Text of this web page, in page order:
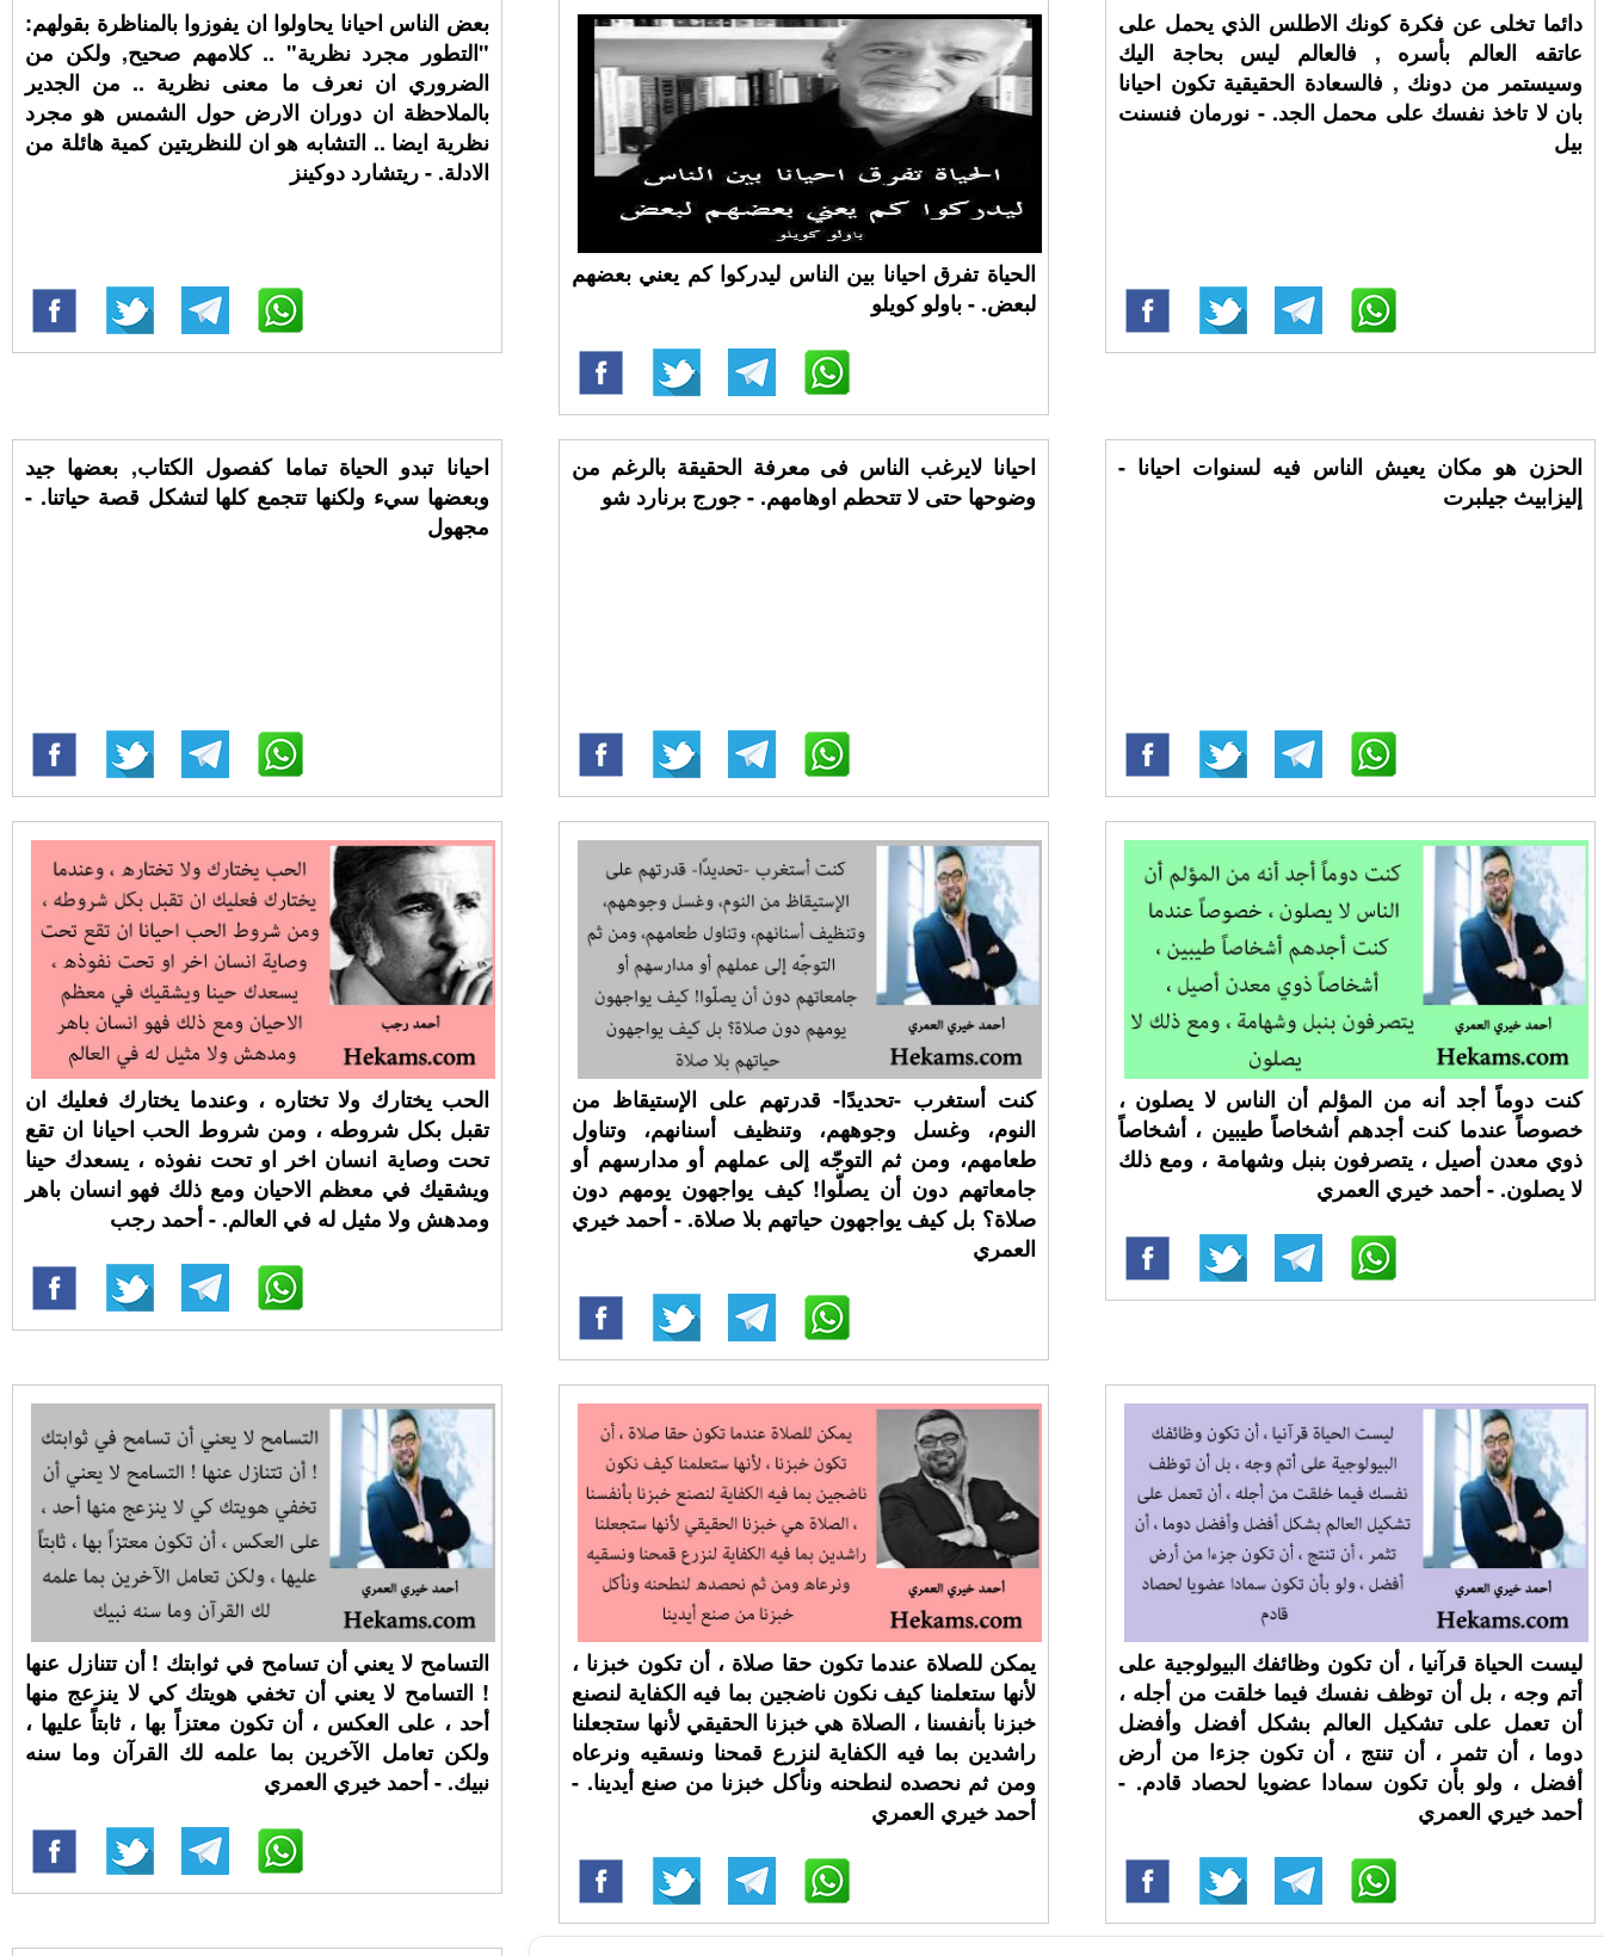
بعض الناس احيانا يحاولوا ان يفوزوا بالمناظرة بقولهم:
"التطور مجرد نظرية" .. كلامهم صحيح, ولكن من
الضروري ان نعرف ما معنى نظرية .. من الجدير
بالملاحظة ان دوران الارض حول الشمس هو مجرد
نظرية ايضا .. التشابه هو ان للنظريتين كمية هائلة من
الادلة. - ريتشارد دوكينز
الحياة تفرق احيانا بين الناس ليدركوا كم يعني بعضهم
لبعض. - باولو كويلو
دائما تخلى عن فكرة كونك الاطلس الذي يحمل على
عاتقه العالم بأسره , فالعالم ليس بحاجة اليك
وسيستمر من دونك , فالسعادة الحقيقية تكون احيانا
بان لا تاخذ نفسك على محمل الجد. - نورمان فنسنت
بيل
احيانا تبدو الحياة تماما كفصول الكتاب, بعضها جيد
وبعضها سيء ولكنها تتجمع كلها لتشكل قصة حياتنا. -
مجهول
احيانا لايرغب الناس فى معرفة الحقيقة بالرغم من
وضوحها حتى لا تتحطم اوهامهم. - جورج برنارد شو
الحزن هو مكان يعيش الناس فيه لسنوات احيانا -
إليزابيث جيلبرت
الحب يختارك ولا تختاره ، وعندما يختارك فعليك ان
تقبل بكل شروطه ، ومن شروط الحب احيانا ان تقع
تحت وصاية انسان اخر او تحت نفوذه ، يسعدك حينا
ويشقيك في معظم الاحيان ومع ذلك فهو انسان باهر
ومدهش ولا مثيل له في العالم. - أحمد رجب
كنت أستغرب -تحديدًا- قدرتهم على الإستيقاظ من
النوم، وغسل وجوههم، وتنظيف أسنانهم، وتناول
طعامهم، ومن ثم التوجّه إلى عملهم أو مدارسهم أو
جامعاتهم دون أن يصلّوا! كيف يواجهون يومهم دون
صلاة؟ بل كيف يواجهون حياتهم بلا صلاة. - أحمد خيري
العمري
كنت دوماً أجد أنه من المؤلم أن الناس لا يصلون ،
خصوصاً عندما كنت أجدهم أشخاصاً طيبين ، أشخاصاً
ذوي معدن أصيل ، يتصرفون بنبل وشهامة ، ومع ذلك
لا يصلون. - أحمد خيري العمري
التسامح لا يعني أن تسامح في ثوابتك ! أن تتنازل عنها
! التسامح لا يعني أن تخفي هويتك كي لا ينزعج منها
أحد ، على العكس ، أن تكون معتزاً بها ، ثابتاً عليها ،
ولكن تعامل الآخرين بما علمه لك القرآن وما سنه
نبيك. - أحمد خيري العمري
يمكن للصلاة عندما تكون حقا صلاة ، أن تكون خبزنا ،
لأنها ستعلمنا كيف نكون ناضجين بما فيه الكفاية لنصنع
خبزنا بأنفسنا ، الصلاة هي خبزنا الحقيقي لأنها ستجعلنا
راشدين بما فيه الكفاية لنزرع قمحنا ونسقيه ونرعاه
ومن ثم نحصده لنطحنه ونأكل خبزنا من صنع أيدينا. -
أحمد خيري العمري
ليست الحياة قرآنيا ، أن تكون وظائفك البيولوجية على
أتم وجه ، بل أن توظف نفسك فيما خلقت من أجله ،
أن تعمل على تشكيل العالم بشكل أفضل وأفضل
دوما ، أن تثمر ، أن تنتج ، أن تكون جزءا من أرض
أفضل ، ولو بأن تكون سمادا عضويا لحصاد قادم. -
أحمد خيري العمري